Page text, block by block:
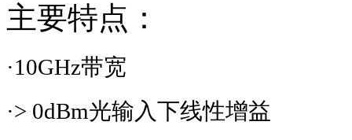
主要特点：
·10GHz带宽
·> 0dBm光输入下线性增益